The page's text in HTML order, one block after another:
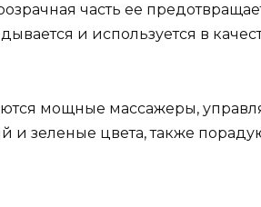
часть ее
и используется в
мощные массажеры,
зеленые цвета, также